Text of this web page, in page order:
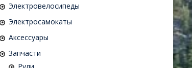
Электровелосипеды
Электросамокаты
Аксессуары
Запчасти